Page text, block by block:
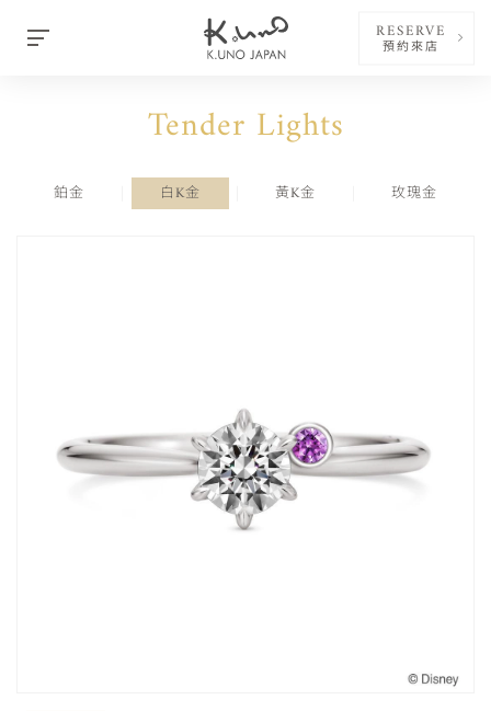
RESERVE
預約來店
Tender Lights
鉑金 白K金 黃K金 玫瑰金